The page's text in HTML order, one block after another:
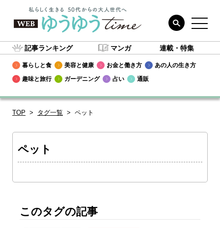
記事ランキング マンガ 連載・特集
暮らしと食 美容と健康 お金と働き方
あの人の生き方
趣味と旅行
ガーデニング 占い 通販
TOP タグ一覧 ペット
ペット
このタグの記事